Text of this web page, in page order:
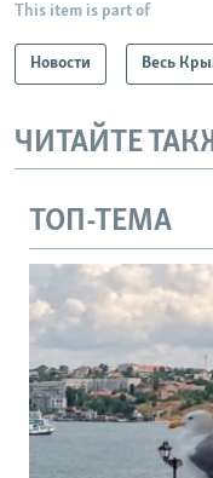
This item is part of
Новости Весь
ЧИТАЙТЕ
ТОП-ТЕМА